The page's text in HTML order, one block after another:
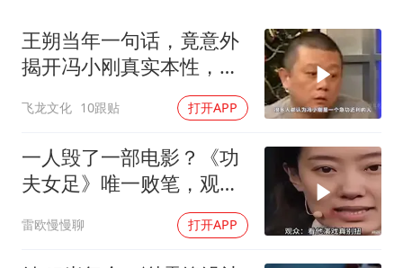
笔试第一被劝弃考涉事副校长被撤职
白海豚5次眼壁置换
构建更高水平的全民健身公共服务体系
王朔当年一句话，竟意外
揭开冯小刚真实本性，如
飞龙文化 10跟贴 打开APP
一人毁了一部电影？《功
夫女足》唯一败笔，观
众：看他演戏真别扭
雷欧慢慢聊 打开APP